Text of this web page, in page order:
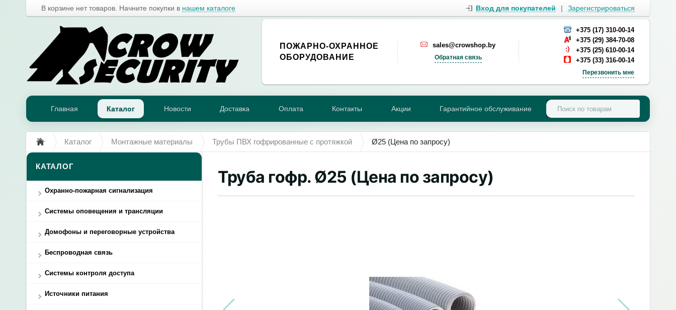
В корзине нет товаров. Начните покупки в нашем каталоге Вход для покупателей | Зарегистрироваться
ПОЖАРНО-ОХРАННОЕ
ОБОРУДОВАНИЕ
sales@crowshop.by
Обратная связь
+375 (17) 310-00-14
+375 (29) 384-70-08
+375 (25) 610-00-14
+375 (33) 316-00-14
Перезвонить мне
Главная Каталог Новости Доставка Оплата Контакты Акции Гарантийное обслуживание
Каталог Монтажные материалы Трубы ПВХ гофрированные с протяжкой Ø25 (Цена по запросу)
Труба гофр. Ø25 (Цена по запросу)
КАТАЛОГ
Охранно-пожарная сигнализация
Системы оповещения и трансляции
Домофоны и переговорные устройства
Беспроводная связь
Системы контроля доступа
Источники питания